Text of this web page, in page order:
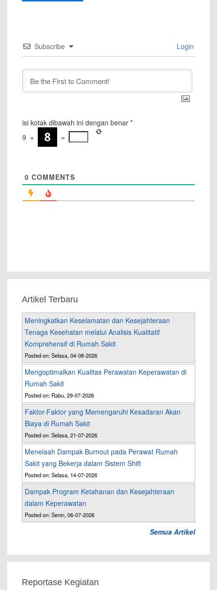
Subscribe Login
isi kotak dibawah ini dengan benar *
9 + =
0 COMMENTS
Artikel Terbaru
Meningkatkan Keselamatan dan Kesejahteraan
Tenaga Kesehatan melalui Analisis Kualitatif
Komprehensif di Rumah Sakit
Posted on: Selasa, 04-08-2026
Mengoptimalkan Kualitas Perawatan Keperawatan di
Rumah Sakit
Posted on: Rabu, 29-07-2026
Faktor-Faktor yang Memengaruhi Kesadaran Akan
Biaya di Rumah Sakit
Posted on: Selasa, 21-07-2026
Menelaah Dampak Burnout pada Perawat Rumah
Sakit yang Bekerja dalam Sistem Shift
Posted on: Selasa, 14-07-2026
Dampak Program Ketahanan dan Kesejahteraan
dalam Keperawatan
Posted on: Senin, 06-07-2026
Semua Artikel
Reportase Kegiatan